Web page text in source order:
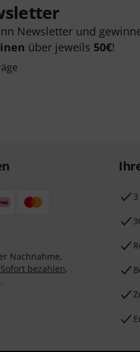
Newsletter und
über jeweils 50€!
Nachnahme,
bezahlen,